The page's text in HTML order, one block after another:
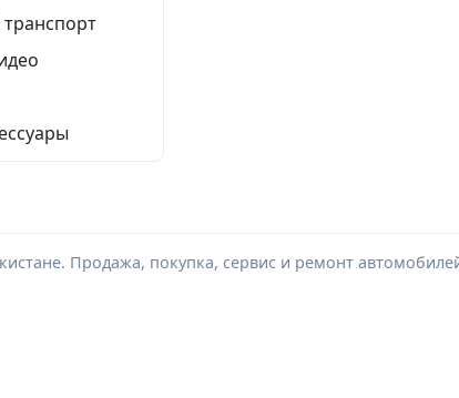
Продажа, покупка, сервис и ремонт